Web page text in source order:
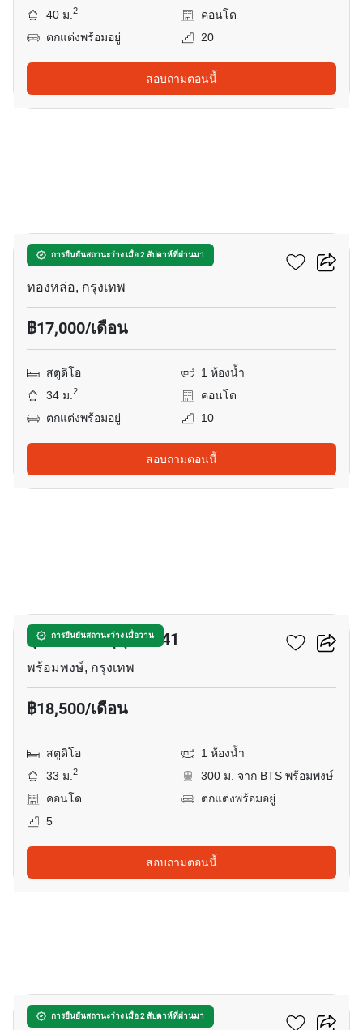
40 ม.2
คอนโด
ตกแต่งพร้อมอยู่
20
สอบถามตอนนี้
การยืนยันสถานะว่าง เมื่อ 2 สัปดาห์ที่ผ่านมา
โนเบิล โซโล
ทองหล่อ, กรุงเทพ
฿17,000/เดือน
สตูดิโอ
1 ห้องน้ำ
34 ม.2
คอนโด
ตกแต่งพร้อมอยู่
10
สอบถามตอนนี้
การยืนยันสถานะว่าง เมื่อวาน
ลุมพินี สวีท สุขุมวิท 41
พร้อมพงษ์, กรุงเทพ
฿18,500/เดือน
สตูดิโอ
1 ห้องน้ำ
33 ม.2
300 ม. จาก BTS พร้อมพงษ์
คอนโด
ตกแต่งพร้อมอยู่
5
สอบถามตอนนี้
การยืนยันสถานะว่าง เมื่อ 2 สัปดาห์ที่ผ่านมา
คัลเจอร์ ทองหล่อ